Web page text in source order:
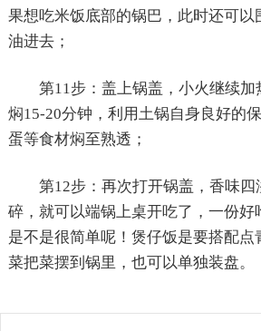
果想吃米饭底部的锅巴，此时还可以
油进去；
第11步：盖上锅盖，小火继续加
焖15-20分钟，利用土锅自身良好的
蛋等食材焖至熟透；
第12步：再次打开锅盖，香味
碎，就可以端锅上桌开吃了，一份好
是不是很简单呢！煲仔饭是要搭配点
菜把菜摆到锅里，也可以单独装盘。